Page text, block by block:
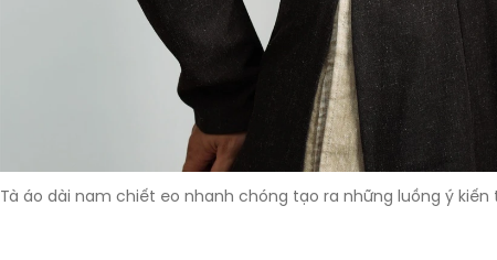
Tà áo dài nam chiết eo nhanh chóng tạo ra những luồng ý kiến